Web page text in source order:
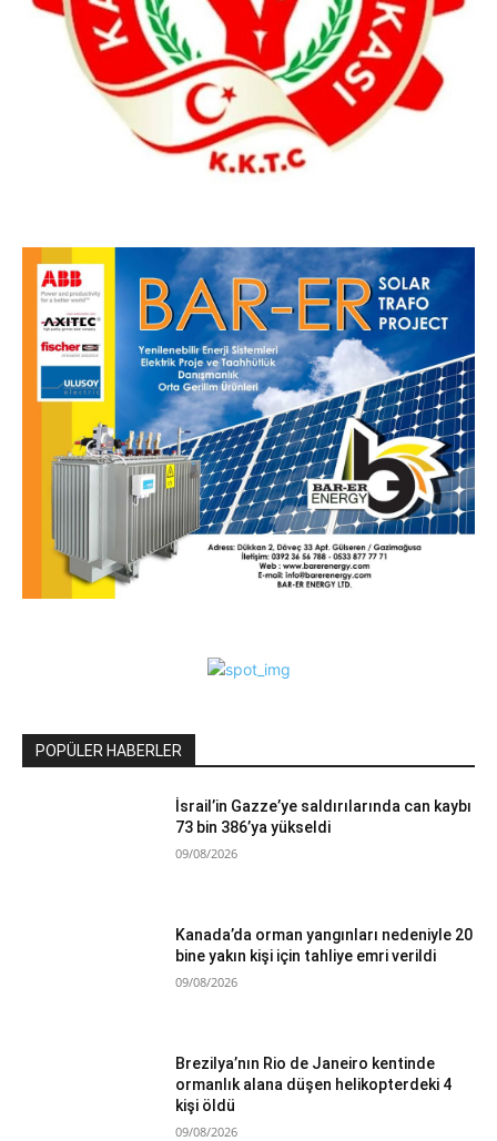
POPÜLER HABERLER
İsrail’in Gazze’ye saldırılarında can kaybı
73 bin 386’ya yükseldi
09/08/2026
Kanada’da orman yangınları nedeniyle 20
bine yakın kişi için tahliye emri verildi
09/08/2026
Brezilya’nın Rio de Janeiro kentinde
ormanlık alana düşen helikopterdeki 4
kişi öldü
09/08/2026